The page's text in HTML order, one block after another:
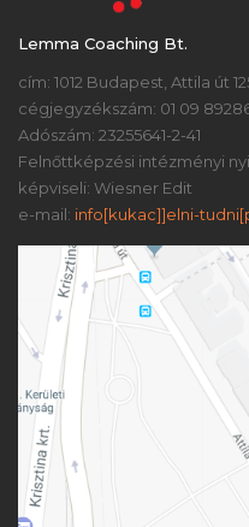
Lemma Coaching Bt.
cím: 1012 Budapest, Attila út
cégjegyzékszám: 01 09
Adószám: 23255641-2-41
Felnőttképzési intézményi
képviseli: Wiesner Edit
e-mail: info[kukac]]elni-